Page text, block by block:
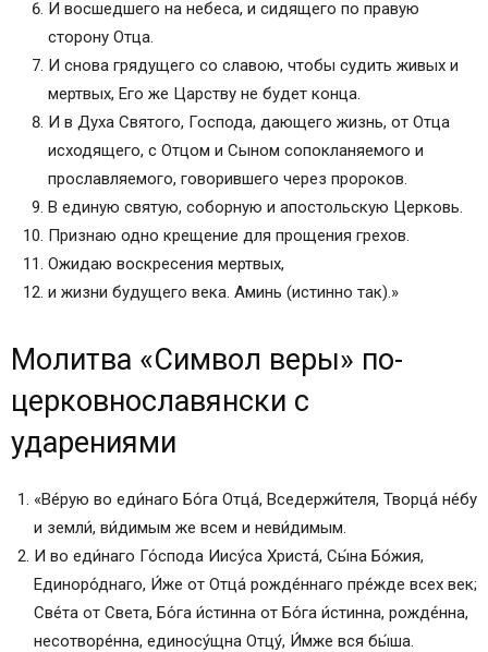
И восшедшего на небеса, и сидящего по правую
сторону Отца.
И снова грядущего со славою, чтобы судить живых и
мертвых, Его же Царству не будет конца.
И в Духа Святого, Господа, дающего жизнь, от Отца
исходящего, с Отцом и Сыном сопокланяемого и
прославляемого, говорившего через пророков.
В единую святую, соборную и апостольскую Церковь.
Признаю одно крещение для прощения грехов.
Ожидаю воскресения мертвых,
и жизни будущего века. Аминь (истинно так).»
Молитва «Символ веры» по-
церковнославянски с
ударениями
«Ве́рую во еди́наго Бо́га Отца́, Вседержи́теля, Творца́ не́бу
и земли́, ви́димым же всем и неви́димым.
И во еди́наго Го́спода Иису́са Христа́, Сы́на Бо́жия,
Единоро́днаго, И́же от Отца́ рожде́ннаго пре́жде всех век;
Све́та от Света, Бо́га и́стинна от Бо́га и́стинна, рожде́нна,
несотворе́нна, единосу́щна Отцу́, И́мже вся бы́ша.